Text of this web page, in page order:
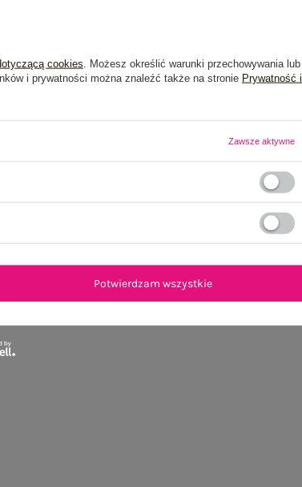
cookies . Możesz określić warunki przechowywania lub
i prywatności można znaleźć także na stronie Prywatność i
Zawsze aktywne
Potwierdzam wszystkie